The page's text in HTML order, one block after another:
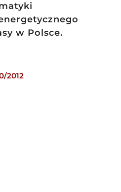
w Polsce.
2012